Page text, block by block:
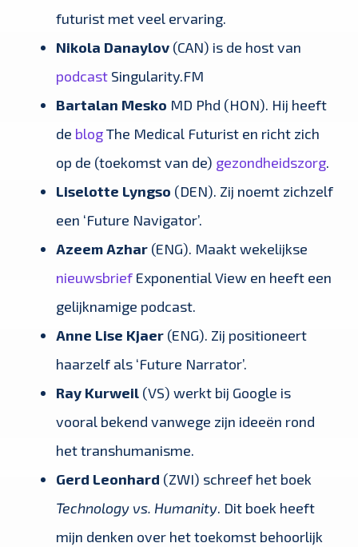
futurist met veel ervaring.
Nikola Danaylov(CAN) is de host van
podcastSingularity.FM
Bartalan Mesko MD Phd (HON). Hij heeft
de blogThe Medical Futurist en richt zich
op de (toekomst van de) gezondheidszorg.
Liselotte Lyngso (DEN). Zij noemt zichzelf
een ‘Future Navigator’.
Azeem Azhar(ENG). Maakt wekelijkse
nieuwsbriefExponential View en heeft een
gelijknamige podcast.
Anne Lise Kjaer(ENG). Zij positioneert
haarzelf als ‘Future Narrator’.
Ray Kurweil(VS) werkt bij Google is
vooral bekend vanwege zijn ideeën rond
het transhumanisme.
Gerd Leonhard (ZWI) schreef het boek
Technology vs. Humanity. Dit boek heeft
mijn denken over het toekomst behoorlijk